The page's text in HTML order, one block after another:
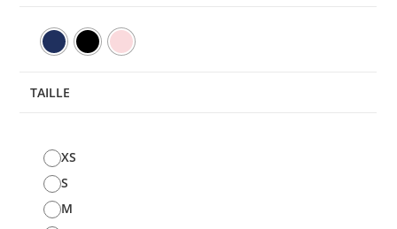
TAILLE
XS
S
M